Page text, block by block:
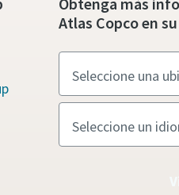
Atlas Copco en